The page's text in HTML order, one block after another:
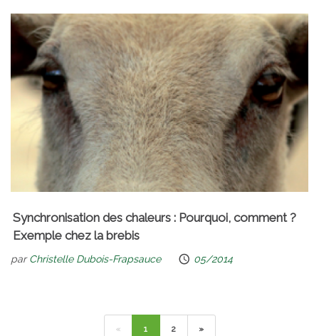
Synchronisation des chaleurs : Pourquoi, comment ?
Exemple chez la brebis
parChristelle Dubois-Frapsauce 05/2014
« 1 2 »